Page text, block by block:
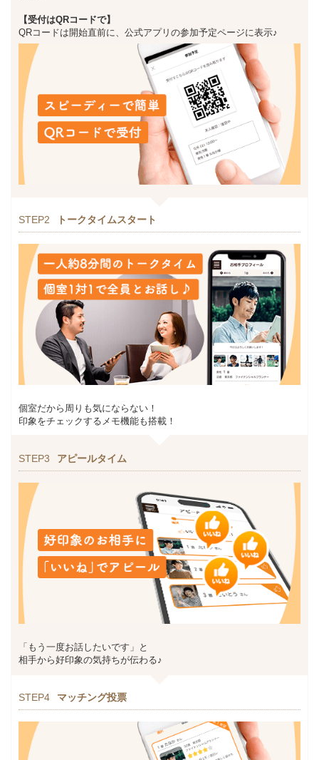
【受付はQRコードで】
QRコードは開始直前に、公式アプリの参加予定ページに表示♪
STEP2 トークタイムスタート
個室だから周りも気にならない！
印象をチェックするメモ機能も搭載！
STEP3 アピールタイム
「もう一度お話したいです」と
相手から好印象の気持ちが伝わる♪
STEP4 マッチング投票